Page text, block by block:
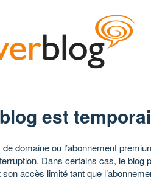
est
de domaine ou l’abonnement
Dans certains cas, le blog
son accès limité tant que